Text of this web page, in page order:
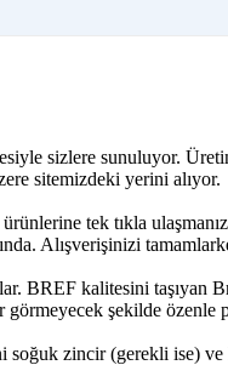
sizlere sunuluyor.
sitemizdeki yerini alıyor.
tek tıkla
Alışverişinizi
BREF kalitesini
şekilde özenle
zincir (gerekli ise) ve